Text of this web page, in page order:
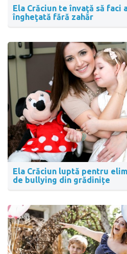
Ela Crăciun te învaţă să faci
îngheţată fără zahăr
Ela Crăciun luptă pentru
de bullying din grădinițe